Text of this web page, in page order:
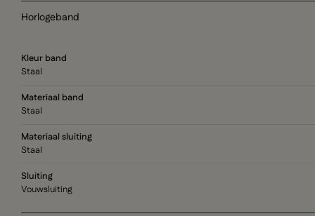
Horlogeband
Kleur band
Staal
Materiaal band
Staal
Materiaal sluiting
Staal
Sluiting
Vouwsluiting